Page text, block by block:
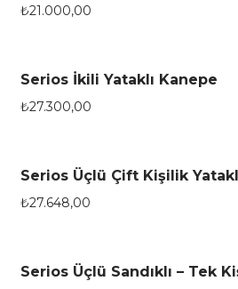
₺21.000,00
Serios İkili Yataklı Kanepe
₺27.300,00
Serios Üçlü Çift Kişilik
₺27.648,00